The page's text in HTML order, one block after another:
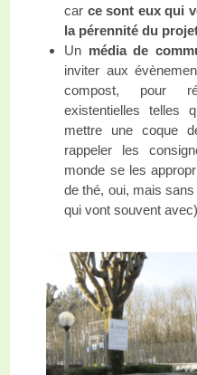
car ce sont eux qui
la pérennité du
Un média de
inviter aux
compost, pour
existentielles telles
mettre une coque
rappeler les
monde se les
de thé, oui, mais
qui vont souvent